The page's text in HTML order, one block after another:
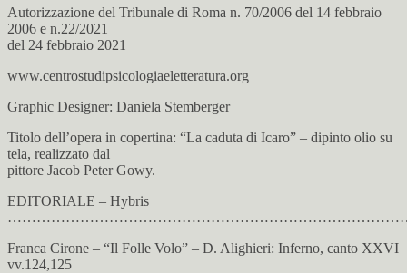
Autorizzazione del Tribunale di Roma n. 70/2006 del 14 febbraio
2006 e n.22/2021
del 24 febbraio 2021
www.centrostudipsicologiaeletteratura.org
Graphic Designer: Daniela Stemberger
Titolo dell’opera in copertina: “La caduta di Icaro” – dipinto olio su
tela, realizzato dal
pittore Jacob Peter Gowy.
EDITORIALE – Hybris
Franca Cirone – “Il Folle Volo” – D. Alighieri: Inferno, canto XXVI
vv.124,125